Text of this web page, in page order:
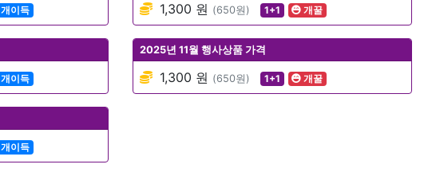
개이득 1,300 원 (650원) 1+1 개꿀
개이득
2025년 11월 행사상품 가격
1,300 원 (650원) 1+1 개꿀
개이득